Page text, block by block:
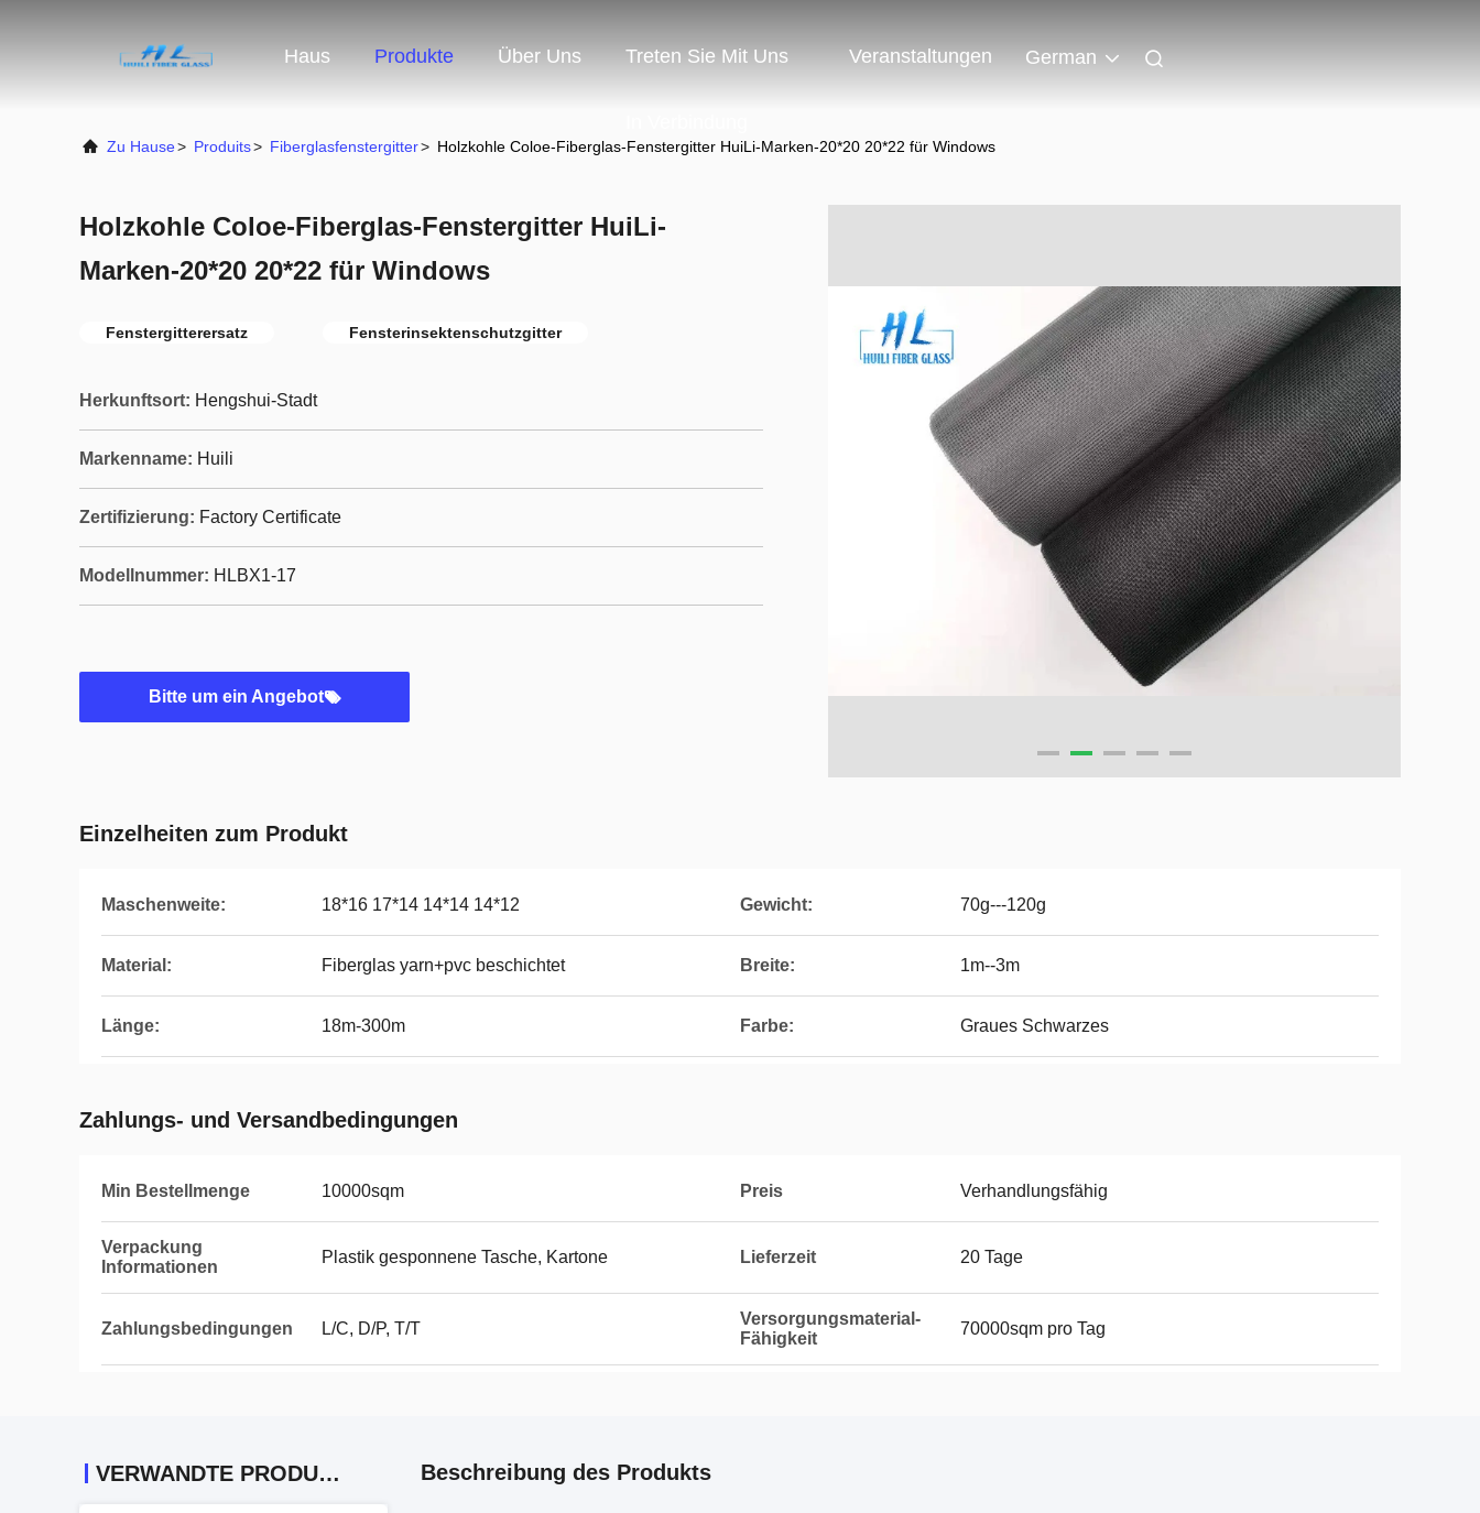
Haus Produkte Über Uns Treten Sie Mit Uns Veranstaltungen German
Zu Hause> Produits> Fiberglasfenstergitter> Holzkohle Coloe-Fiberglas-Fenstergitter HuiLi-Marken-20*20 20*22 für Windows
Holzkohle Coloe-Fiberglas-Fenstergitter HuiLi-
Marken-20*20 20*22 für Windows
Fenstergitterersatz Fensterinsektenschutzgitter
Herkunftsort: Hengshui-Stadt
Markenname: Huili
Zertifizierung: Factory Certificate
Modellnummer: HLBX1-17
Bitte um ein Angebot
Einzelheiten zum Produkt
Maschenweite: 18*16 17*14 14*14 14*12 Gewicht: 70g---120g
Material: Fiberglas yarn+pvc beschichtet Breite: 1m--3m
Länge: 18m-300m Farbe: Graues Schwarzes
Zahlungs- und Versandbedingungen
Min Bestellmenge 10000sqm Preis Verhandlungsfähig
Verpackung
Informationen
Plastik gesponnene Tasche, Kartone Lieferzeit 20 Tage
Zahlungsbedingungen L/C, D/P, T/T
Versorgungsmaterial-
Fähigkeit
70000sqm pro Tag
VERWANDTE PRODUKTE Beschreibung des Produkts